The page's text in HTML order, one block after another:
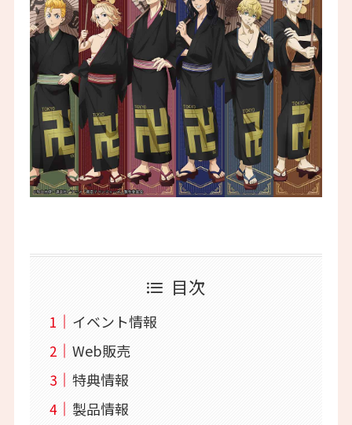
目次
イベント情報
Web販売
特典情報
製品情報